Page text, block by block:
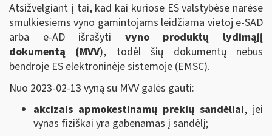
Atsižvelgiant į tai, kad kai kuriose ES valstybėse narėse
smulkiesiems vyno gamintojams leidžiama vietoj e-SAD
arba e-AD išrašyti vyno produktų lydimąjį
dokumentą (MVV), todėl šių dokumentų nebus
bendroje ES elektroninėje sistemoje (EMSC).
Nuo 2023-02-13 vyną su MVV galės gauti:
akcizais apmokestinamų prekių sandėliai, jei
vynas fiziškai yra gabenamas į sandėlį;